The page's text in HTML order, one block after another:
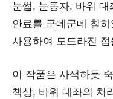
눈썹, 눈동자, 바위
안료를 군데군데 칠
사용하여 도드라진
이 작품은 사색하듯
책상, 바위 대좌의 처